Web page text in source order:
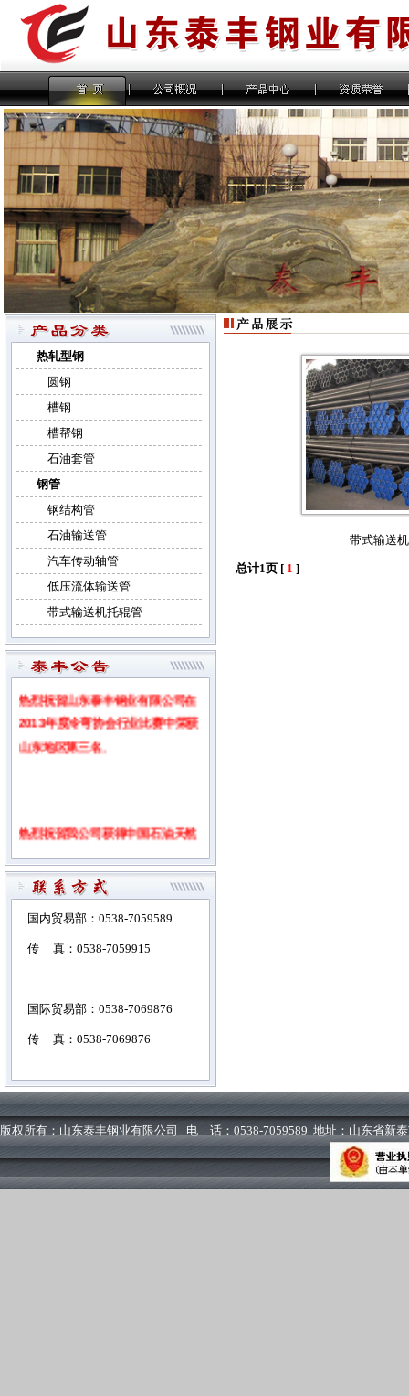
热轧型钢
圆钢
槽钢
槽帮钢
石油套管
钢管
钢结构管
石油输送管
汽车传动轴管
低压流体输送管
带式输送机托辊管
热烈祝贺山东泰丰钢业有限公司在
2013年度冷弯协会行业比赛中荣获
山东地区第三名
热烈祝贺我公司获得中国石油天然
2010年5月28日，中国钢协冷弯型
钢协会理事长、国际管材协会
生及协会秘书长张瑞林女士来我公
司调研。丁国良先生和张瑞林女士
HFW426生产线，对我公司的装备
水平、产品质量、现场管理给予高
度评价，并表示将进一步发挥协会
优势，在市场开拓方面给予更多的
国内贸易部：0538-7059589
传 真：0538-7059915
国际贸易部：0538-7069876
传 真：0538-7069876
带式输送
总计1页 [ 1 ]
版权所有：山东泰丰钢业有限公司 电 话：0538-7059589 地址：山东省新